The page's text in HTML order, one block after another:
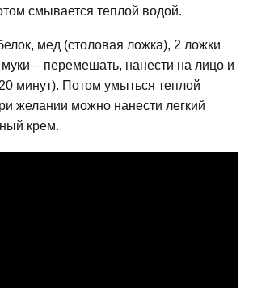
смывается теплой водой.
мед (столовая ложка), 2 ложки
– перемешать, нанести на лицо и
минут). Потом умыться теплой
желании можно нанести легкий
крем.